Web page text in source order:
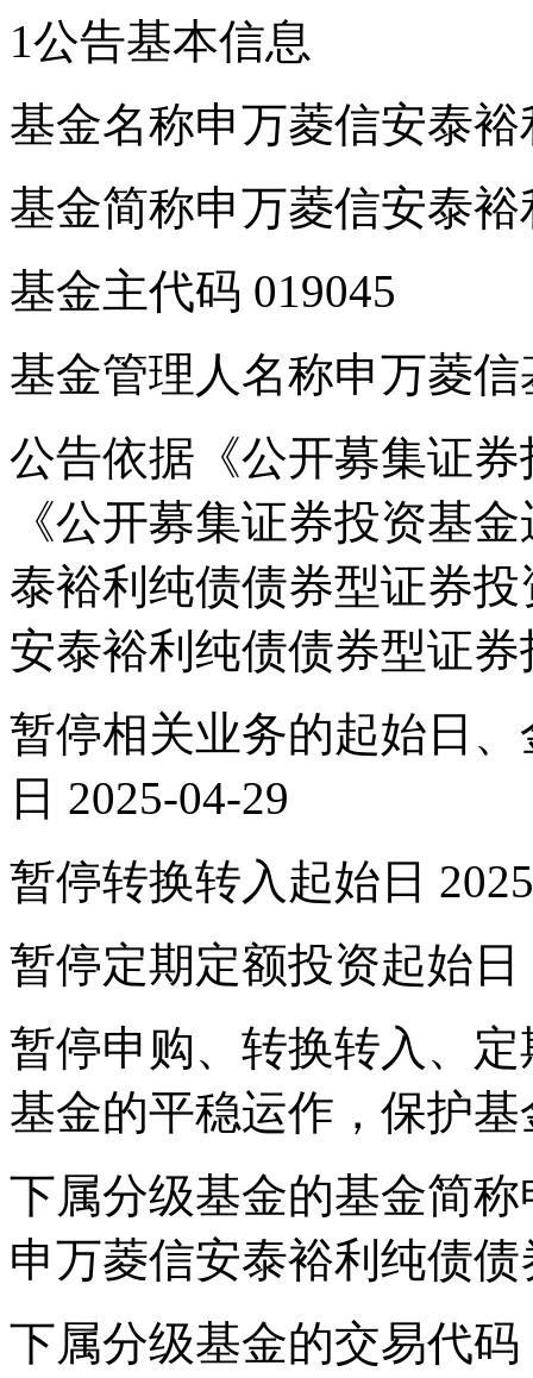
1公告基本信息
基金名称申万菱信安泰
基金简称申万菱信安泰
基金主代码 019045
基金管理人名称申万菱
公告依据《公开募集证
《公开募集证券投资基
泰裕利纯债债券型证券
安泰裕利纯债债券型证
暂停相关业务的起始日
日 2025-04-29
暂停转换转入起始日
暂停定期定额投资起始日
暂停申购、转换转入、
基金的平稳运作，保护
下属分级基金的基金简
申万菱信安泰裕利纯债债
下属分级基金的交易代码